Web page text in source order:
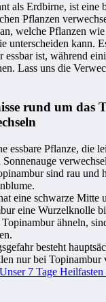
als Erdbirne, ist eine
Pflanzen
welche Pflanzen
unterscheiden kann.
essbar ist, während
Lass uns die
rund um das
essbare Pflanze, die
sind rau und
eine schwarze Mitte
eine Wurzelknolle
ähneln,
besteht
nur bei Topinambur
Unser 7 Tage Heilfasten